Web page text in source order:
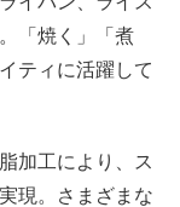
「焼く」「煮
ティに活躍して
加工により、ス
現。さまざまな